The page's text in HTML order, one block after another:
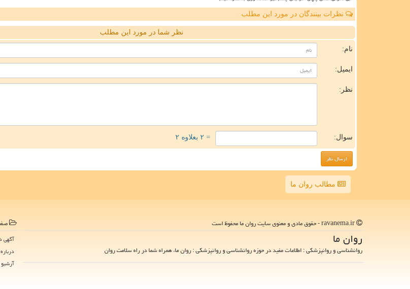
نظرات بینندگان در مورد این مطلب
نظر شما در مورد این مطلب
نام:
ایمیل:
نظر:
سوال: = ۲ بعلاوه ۲
مطالب روان ما
روان ما
روانشناسی و روانپزشکی : اطلاعات مفید در حوزه روانشناسی و روانپزشکی : روان ما، همراه شما در راه سلامت روان
آگهی